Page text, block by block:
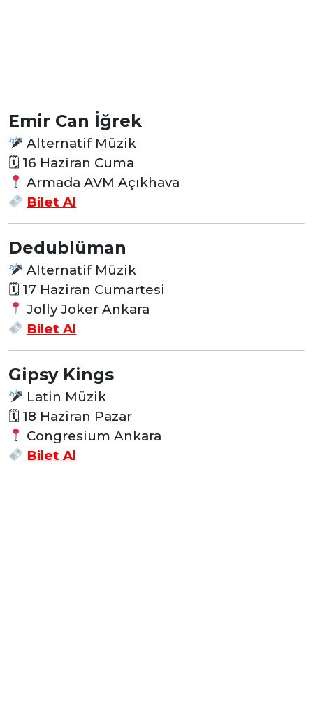
Emir Can İğrek
Alternatif Müzik
🗓 16 Haziran Cuma
Armada AVM Açıkhava
Bilet Al
Dedublüman
Alternatif Müzik
🗓 17 Haziran Cumartesi
Jolly Joker Ankara
Bilet Al
Gipsy Kings
Latin Müzik
🗓 18 Haziran Pazar
Congresium Ankara
Bilet Al